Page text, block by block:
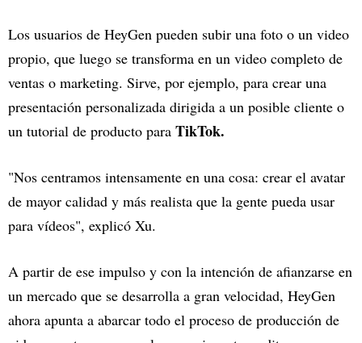
Los usuarios de HeyGen pueden subir una foto o un video
propio, que luego se transforma en un video completo de
ventas o marketing. Sirve, por ejemplo, para crear una
presentación personalizada dirigida a un posible cliente o
un tutorial de producto para TikTok.
"Nos centramos intensamente en una cosa: crear el avatar
de mayor calidad y más realista que la gente pueda usar
para vídeos", explicó Xu.
A partir de ese impulso y con la intención de afianzarse en
un mercado que se desarrolla a gran velocidad, HeyGen
ahora apunta a abarcar todo el proceso de producción de